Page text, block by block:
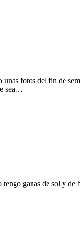
fotos del fin de
sea…
ganas de sol y